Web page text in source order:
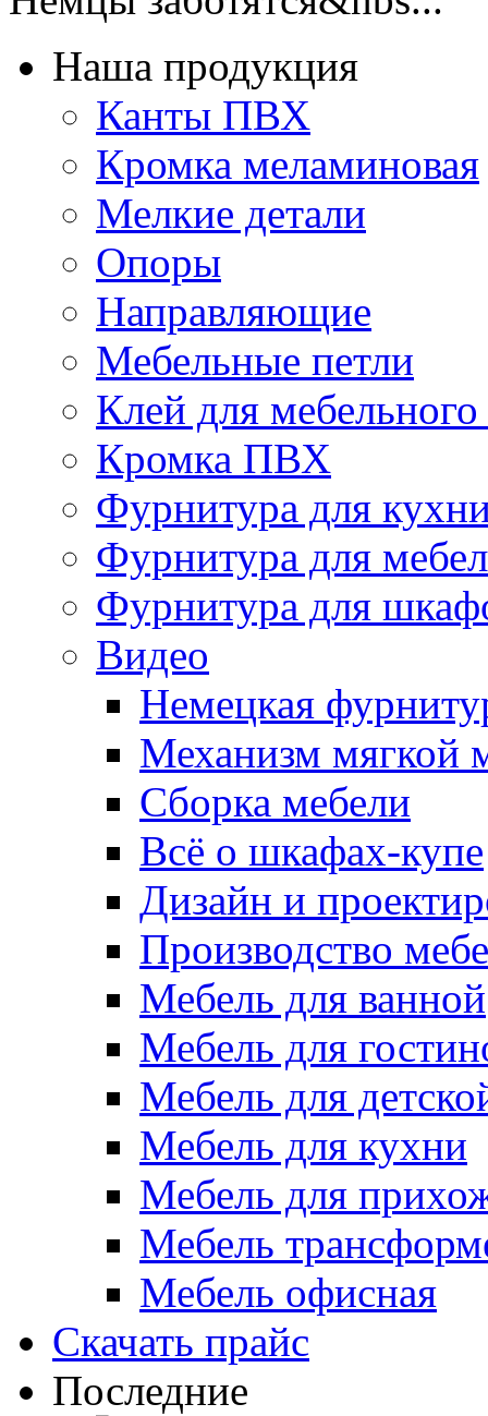
Наша продукция
Канты ПВХ
Кромка меламиновая
Мелкие детали
Опоры
Направляющие
Мебельные петли
Клей для мебельного
Кромка ПВХ
Фурнитура для
Фурнитура для
Фурнитура для
Видео
Немецкая
Механизм мягкой
Сборка мебели
Всё о шкафах-купе
Дизайн и
Производство
Мебель для ванной
Мебель для
Мебель для
Мебель для кухни
Мебель для
Мебель
Мебель офисная
Скачать прайс
Последние